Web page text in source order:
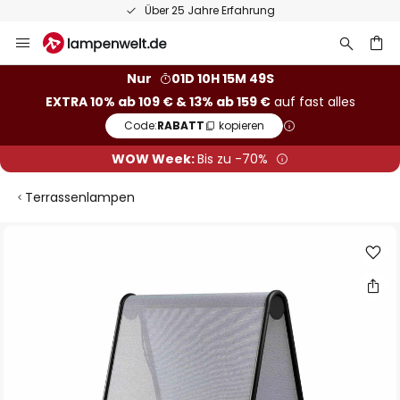
Über 25 Jahre Erfahrung
Inhalt
Nur
01D 10H 15M 48S
EXTRA 10% ab 109 € & 13% ab 159 €auf fast alles
Code:RABATT kopieren
WOW Week:Bis zu -70%
Terrassenlampen